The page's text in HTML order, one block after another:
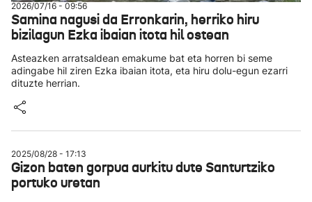
2026/07/16 - 09:56
Samina nagusi da Erronkarin, herriko hiru
bizilagun Ezka ibaian itota hil ostean
Asteazken arratsaldean emakume bat eta horren bi seme
adingabe hil ziren Ezka ibaian itota, eta hiru dolu-egun ezarri
dituzte herrian.
2025/08/28 - 17:13
Gizon baten gorpua aurkitu dute Santurtziko
portuko uretan